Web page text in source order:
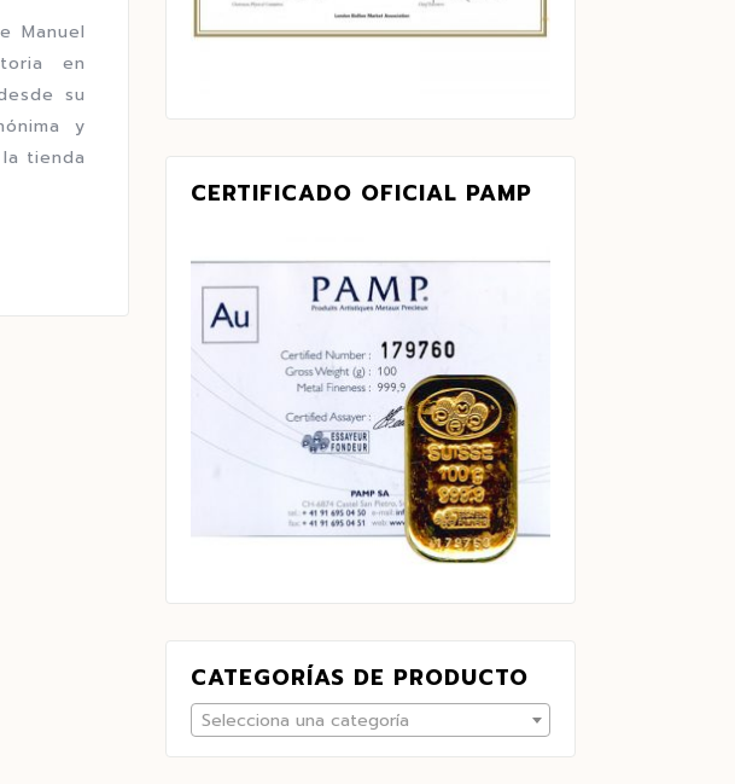
Manuel
en
su
y
tienda
CERTIFICADO OFICIAL PAMP
CATEGORÍAS DE PRODUCTO
Selecciona una categoría